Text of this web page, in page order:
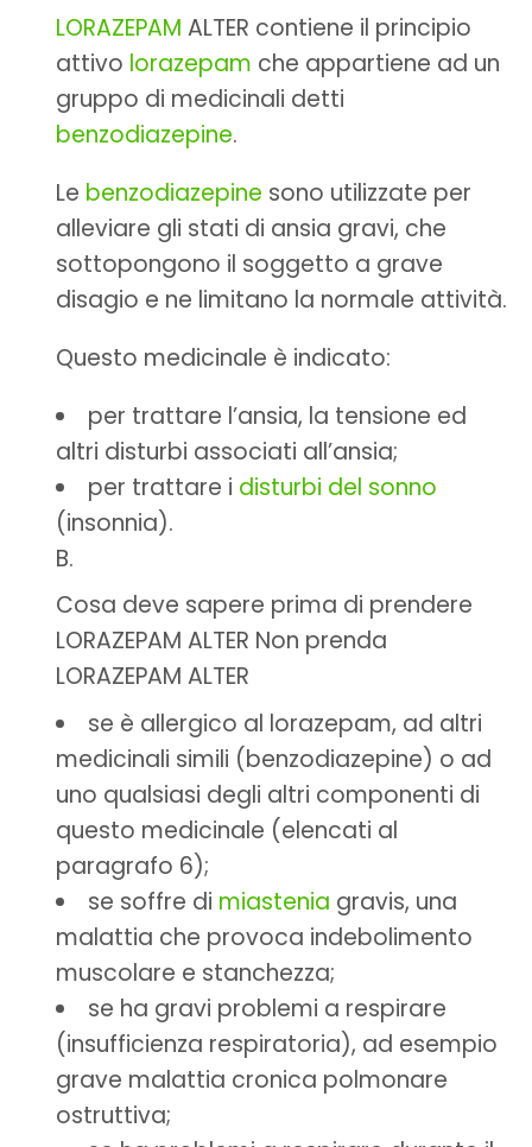
LORAZEPAM ALTER contiene il principio
attivo lorazepam che appartiene ad un
gruppo di medicinali detti
benzodiazepine.
Le benzodiazepine sono utilizzate per
alleviare gli stati di ansia gravi, che
sottopongono il soggetto a grave
disagio e ne limitano la normale attività.
Questo medicinale è indicato:
per trattare l’ansia, la tensione ed
altri disturbi associati all’ansia;
per trattare i disturbi del sonno
(insonnia).
Cosa deve sapere prima di prendere
LORAZEPAM ALTER Non prenda
LORAZEPAM ALTER
se è allergico al lorazepam, ad altri
medicinali simili (benzodiazepine) o ad
uno qualsiasi degli altri componenti di
questo medicinale (elencati al
paragrafo 6);
se soffre di miastenia gravis, una
malattia che provoca indebolimento
muscolare e stanchezza;
se ha gravi problemi a respirare
(insufficienza respiratoria), ad esempio
grave malattia cronica polmonare
ostruttiva;